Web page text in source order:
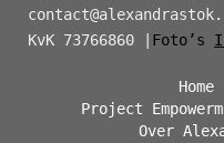
KvK 73766860 | Foto’s
Home
Project
Over